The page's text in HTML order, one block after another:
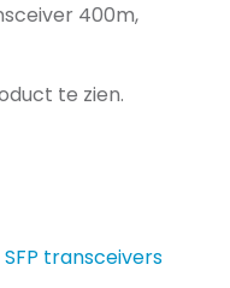
400m,
te zien.
transceivers